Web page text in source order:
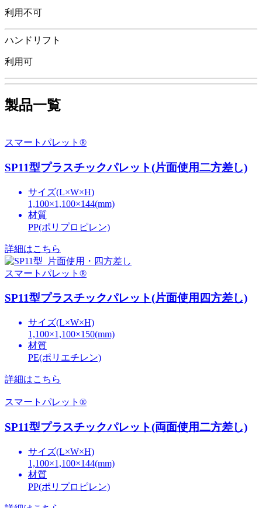
利用不可
ハンドリフト
利用可
製品一覧
スマートパレット®
SP11型プラスチックパレット(片面使用二方差し)
サイズ(L×W×H)
1,100×1,100×144(mm)
材質
PP(ポリプロピレン)
詳細はこちら
スマートパレット®
SP11型プラスチックパレット(片面使用四方差し)
サイズ(L×W×H)
1,100×1,100×150(mm)
材質
PE(ポリエチレン)
詳細はこちら
スマートパレット®
SP11型プラスチックパレット(両面使用二方差し)
サイズ(L×W×H)
1,100×1,100×144(mm)
材質
PP(ポリプロピレン)